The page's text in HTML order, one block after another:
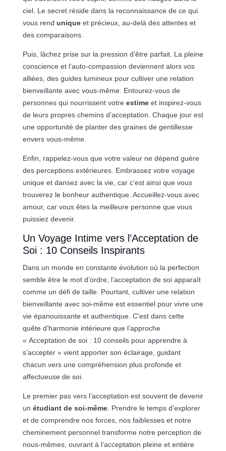
ciel. Le secret réside dans la reconnaissance de ce qui
vous rend uniqueet précieux, au-delà des attentes et
des comparaisons.
Puis, lâchez prise sur la pression d’être parfait. La pleine
conscience et l’auto-compassion deviennent alors vos
alliées, des guides lumineux pour cultiver une relation
bienveillante avec vous-même. Entourez-vous de
personnes qui nourrissent votre estimeet inspirez-vous
de leurs propres chemins d’acceptation. Chaque jour est
une opportunité de planter des graines de gentillesse
envers vous-même.
Enfin, rappelez-vous que votre valeur ne dépend guère
des perceptions extérieures. Embrassez votre voyage
unique et dansez avec la vie, car c’est ainsi que vous
trouverez le bonheur authentique. Accueillez-vous avec
amour, car vous êtes la meilleure personne que vous
puissiez devenir.
Un Voyage Intime vers l’Acceptation de
Soi : 10 Conseils Inspirants
Dans un monde en constante évolution où la perfection
semble être le mot d’ordre, l’acceptation de soi apparaît
comme un défi de taille. Pourtant, cultiver une relation
bienveillante avec soi-même est essentiel pour vivre une
vie épanouissante et authentique. C’est dans cette
quête d’harmonie intérieure que l’approche
« Acceptation de soi : 10 conseils pour apprendre à
s’accepter » vient apporter son éclairage, guidant
chacun vers une compréhension plus profonde et
affectueuse de soi.
Le premier pas vers l’acceptation est souvent de devenir
un étudiant de soi-même. Prendre le temps d’explorer
et de comprendre nos forces, nos faiblesses et notre
cheminement personnel transforme notre perception de
nous-mêmes, ouvrant à l’acceptation pleine et entière